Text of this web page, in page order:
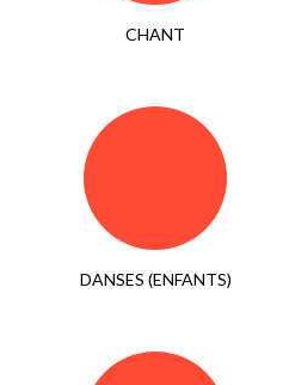
CHANT
DANSES (ENFANTS)